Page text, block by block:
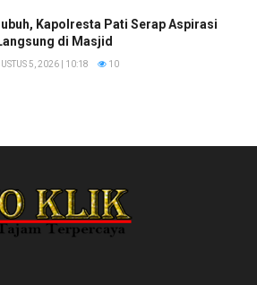
Kapolresta Pati Serap Aspirasi
di Masjid
5, 2026 | 10:18 10